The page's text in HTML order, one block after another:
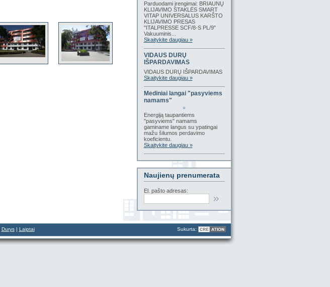
Parduodami įrengimai: BRIAUNŲ
KLIJAVIMO STAKLĖS SMART
VITAP UNIVERSALUS KARŠTO
KLIJAVIMO PRESAS
"ITALPRESSE SCF/8-S PL/9"
Vakuuminis...
Skaitykite daugiau »
VIDAUS DURŲ
IŠPARDAVIMAS
VIDAUS DURŲ IŠPARDAVIMAS
Skaitykite daugiau »
Mediniai langai "pasyviems
namams"
Energiją taupantiems
"pasyviems" namams
gaminame langus su ypatingai
mažu šilumos perdavimo
koeficientu.
Skaitykite daugiau »
Naujienų prenumerata
El. pašto adresas:
Durys| Laiptai Sukurta: